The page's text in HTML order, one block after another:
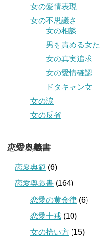
女の愛情表現
女の不思議さ
女の相談
男を責める女た
女の真実追求
女の愛情確認
ドタキャン女
女の涙
女の反省
恋愛奥義書
恋愛典範 (6)
恋愛奥義書 (164)
恋愛の黄金律 (6)
恋愛十戒 (10)
女の拾い方 (15)